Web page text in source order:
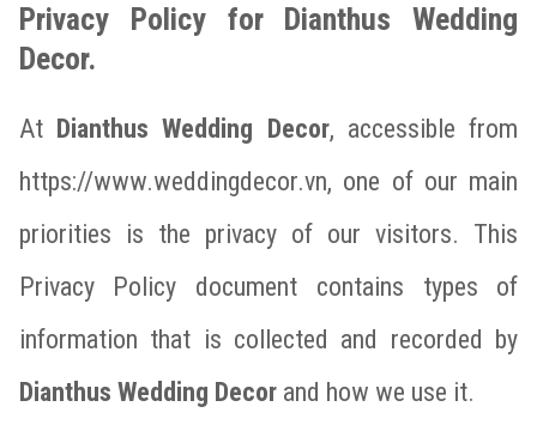
Privacy Policy for Dianthus Wedding
Decor.
At Dianthus Wedding Decor, accessible from
https://www.weddingdecor.vn, one of our main
priorities is the privacy of our visitors. This
Privacy Policy document contains types of
information that is collected and recorded by
Dianthus Wedding Decorand how we use it.